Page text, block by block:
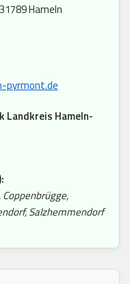
Hameln
pyrmont.de
Landkreis Hameln-
Salzhemmendorf